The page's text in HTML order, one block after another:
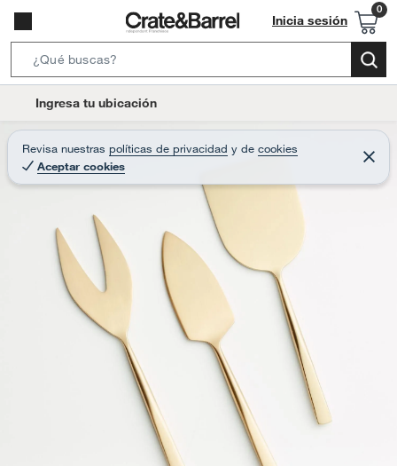
Inicia sesión
e
r
c
B
a
t
Ingresa tu ubicación
Revisa nuestras políticas de privacidad y de cookies
Aceptar cookies
C
e
r